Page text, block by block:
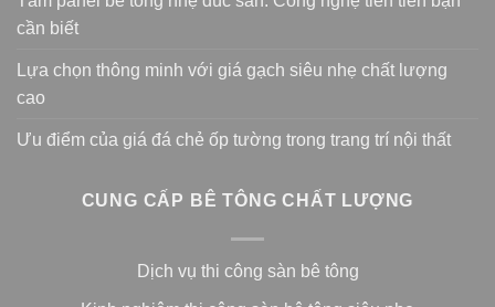
cần biết
Lựa chọn thông minh với giá gạch siêu nhẹ chất lượng
cao
Ưu điểm của giá đá chẻ ốp tường trong trang trí nội thất
CUNG CẤP BÊ TÔNG CHẤT LƯỢNG
Dịch vụ thi công sàn bê tông